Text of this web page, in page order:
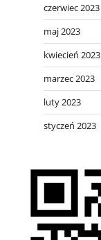
czerwiec 2023
maj 2023
kwiecień 2023
marzec 2023
luty 2023
styczeń 2023